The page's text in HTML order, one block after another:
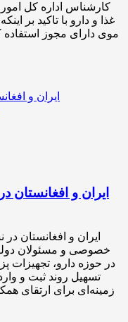
کارشناس اداره کل
غذا و دارو با تاکید بر
موی دارای مجوز استفاده
ایران و
ایران و افغانستان
خصوصی و مسئولان
در حوزه دارو، تجهیزات
تسهیل روند ثبت و
زمینه‌ای برای ارتقای